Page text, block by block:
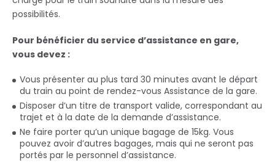
possibilités.
Pour bénéficier du service d’assistance en gare,
vous devez :
Vous présenter au plus tard 30 minutes avant le départ
du train au point de rendez-vous Assistance de la gare.
Disposer d’un titre de transport valide, correspondant au
trajet et à la date de la demande d’assistance.
Ne faire porter qu’un unique bagage de 15kg. Vous
pouvez avoir d’autres bagages, mais qui ne seront pas
portés par le personnel d’assistance.